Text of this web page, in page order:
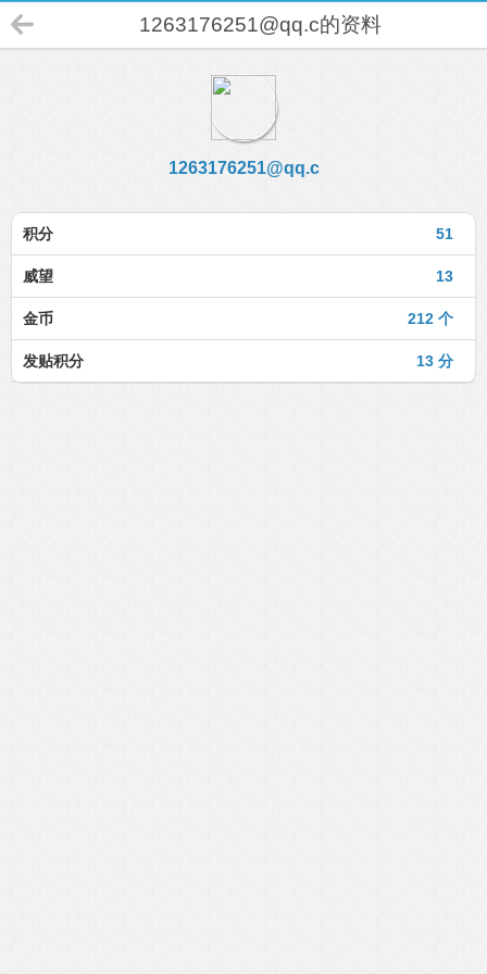
1263176251@qq.c的资料
1263176251@qq.c
51
积分
13
威望
212 个
金币
13 分
发贴积分